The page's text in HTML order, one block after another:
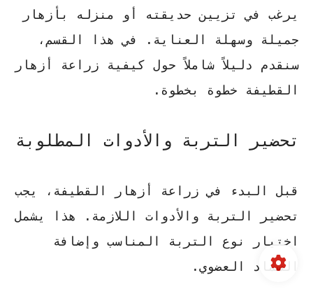
يرغب في تزيين حديقته أو منزله بأزهار
جميلة وسهلة العناية. في هذا القسم،
سنقدم دليلاً شاملاً حول كيفية زراعة أزهار
القطيفة خطوة بخطوة.
تحضير التربة والأدوات المطلوبة
قبل البدء في زراعة أزهار القطيفة، يجب
تحضير التربة والأدوات اللازمة. هذا يشمل
اختيار نوع التربة المناسب وإضافة
السماد العضوي.